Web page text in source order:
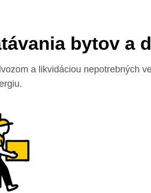
bytov a
a likvidáciou nepotrebných